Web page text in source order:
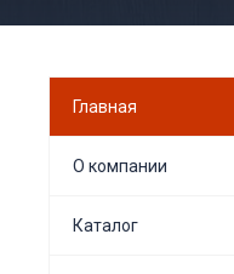
Главная
О компании
Каталог